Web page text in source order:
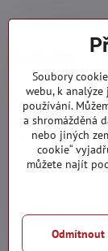
Facebook
+421 919
Pondělí -
Non stop (
Soubory
webu, k
používání.
a shromážděná
nebo jiných
cookie“
můžete najít
Odmítnout